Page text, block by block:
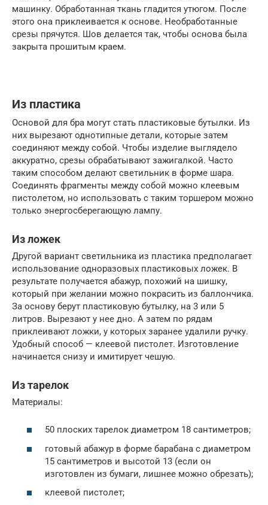
машинку. Обработанная ткань гладится утюгом. После
этого она приклеивается к основе. Необработанные
срезы прячутся. Шов делается так, чтобы основа была
закрыта прошитым краем.
Из пластика
Основой для бра могут стать пластиковые бутылки. Из
них вырезают однотипные детали, которые затем
соединяют между собой. Чтобы изделие выглядело
аккуратно, срезы обрабатывают зажигалкой. Часто
таким способом делают светильник в форме шара.
Соединять фрагменты между собой можно клеевым
пистолетом, но использовать с таким торшером можно
только энергосберегающую лампу.
Из ложек
Другой вариант светильника из пластика предполагает
использование одноразовых пластиковых ложек. В
результате получается абажур, похожий на шишку,
который при желании можно покрасить из баллончика.
За основу берут пластиковую бутылку, на 3 или 5
литров. Вырезают у нее дно. А затем по рядам
приклеивают ложки, у которых заранее удалили ручку.
Удобный способ — клеевой пистолет. Изготовление
начинается снизу и имитирует чешую.
Из тарелок
Материалы:
50 плоских тарелок диаметром 18 сантиметров;
готовый абажур в форме барабана с диаметром
15 сантиметров и высотой 13 (если он
изготовлен из бумаги, лишнее можно обрезать);
клеевой пистолет;